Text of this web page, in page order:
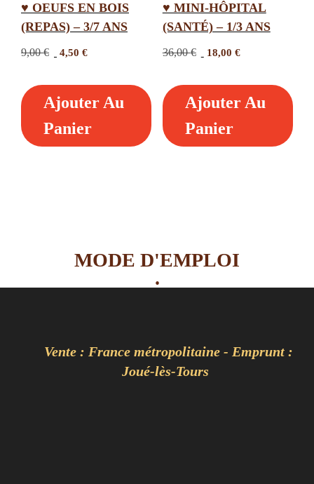
♥ OEUFS EN BOIS
(REPAS) – 3/7 ANS
9,00€
Le
initial
était :
4,50 €
actuel
est :
Ajouter Au
Panier
♥ MINI-HÔPITAL
(SANTÉ) – 1/3 ANS
36,00€
Le
initial
était :
18,00 €
actuel
est :
Ajouter Au
Panier
MODE D'EMPLOI
.
Vente : France métropolitaine - Emprunt :
Joué-lès-Tours